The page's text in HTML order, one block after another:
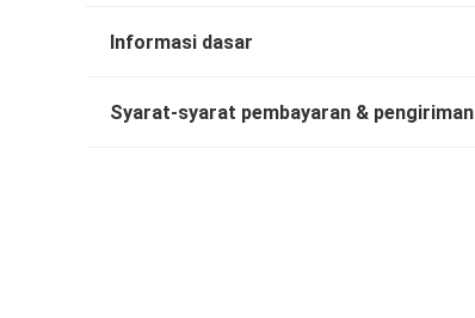
Informasi dasar
Syarat-syarat pembayaran & pengiriman